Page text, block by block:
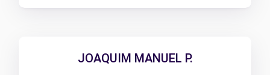
JOAQUIM MANUEL P.